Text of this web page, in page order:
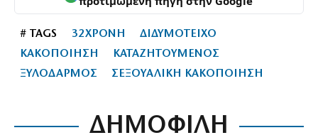
# TAGS 32ΧΡΟΝΗ
ΔΙΔΥΜΟΤΕΙΧΟ
ΚΑΚΟΠΟΙΗΣΗ
ΚΑΤΑΖΗΤΟΥΜΕΝΟΣ
ΞΥΛΟΔΑΡΜΟΣ
ΣΕΞΟΥΑΛΙΚΗ ΚΑΚΟΠΟΙΗΣΗ
ΔΗΜΟΦΙΛΗ